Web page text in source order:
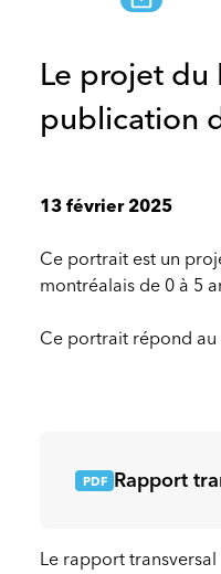
Le projet du
publication
13 février 2025
Ce portrait est un
montréalais de 0 à 5
Ce portrait répond au
Rapport
Le rapport